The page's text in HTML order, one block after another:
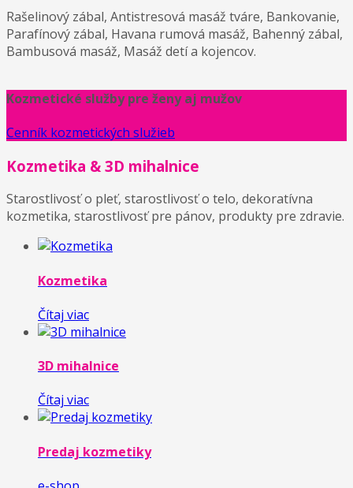
Rašelinový zábal, Antistresová masáž tváre, Bankovanie,
Parafínový zábal, Havana rumová masáž, Bahenný zábal,
Bambusová masáž, Masáž detí a kojencov.
Kozmetické služby pre ženy aj mužov
Cenník kozmetických služieb
Kozmetika & 3D mihalnice
Starostlivosť o pleť, starostlivosť o telo, dekoratívna
kozmetika, starostlivosť pre pánov, produkty pre zdravie.
Kozmetika
Čítaj viac
3D mihalnice
Čítaj viac
Predaj kozmetiky